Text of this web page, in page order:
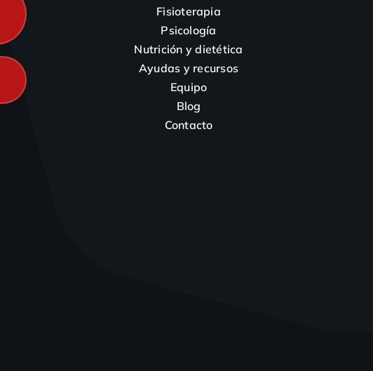
Fisioterapia
Psicología
Nutrición y dietética
Ayudas y recursos
Equipo
Blog
Contacto